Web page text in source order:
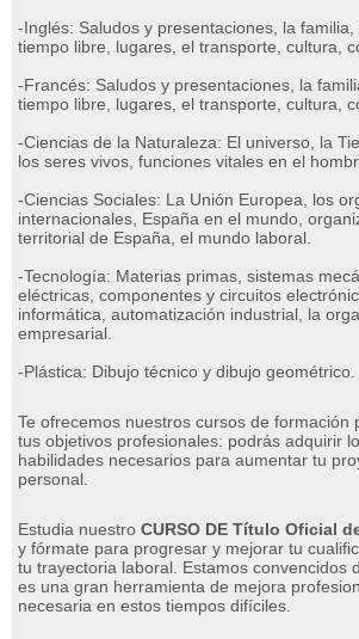
-Inglés: Saludos y presentaciones, la
tiempo libre, lugares, el transporte, cultura,
-Francés: Saludos y presentaciones, la
tiempo libre, lugares, el transporte, cultura,
-Ciencias de la Naturaleza: El universo, la
los seres vivos, funciones vitales en el
-Ciencias Sociales: La Unión Europea, los
internacionales, España en el mundo,
territorial de España, el mundo laboral.
-Tecnología: Materias primas, sistemas
eléctricas, componentes y circuitos
informática, automatización industrial, la
empresarial.
-Plástica: Dibujo técnico y dibujo geométrico.
Te ofrecemos nuestros cursos de formación
tus objetivos profesionales: podrás adquirir
habilidades necesarios para aumentar tu
personal.
Estudia nuestro CURSO DE Título Oficial
y fórmate para progresar y mejorar tu
tu trayectoria laboral. Estamos convencidos
es una gran herramienta de mejora
necesaria en estos tiempos difíciles.